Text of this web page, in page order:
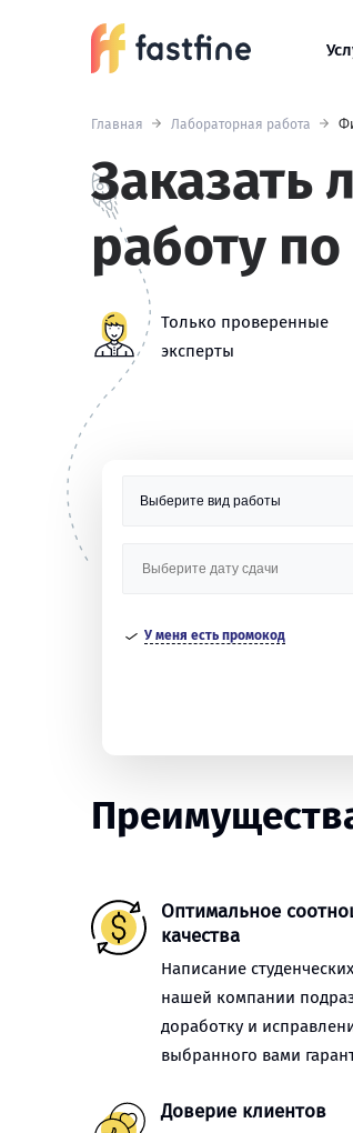
Главная Лабораторная работа
Заказать
работу
Только проверенные
эксперты
У меня есть промокод
Оптимальное
качества
Написание
нашей компании
доработку и
выбранного вами
Доверие клиентов